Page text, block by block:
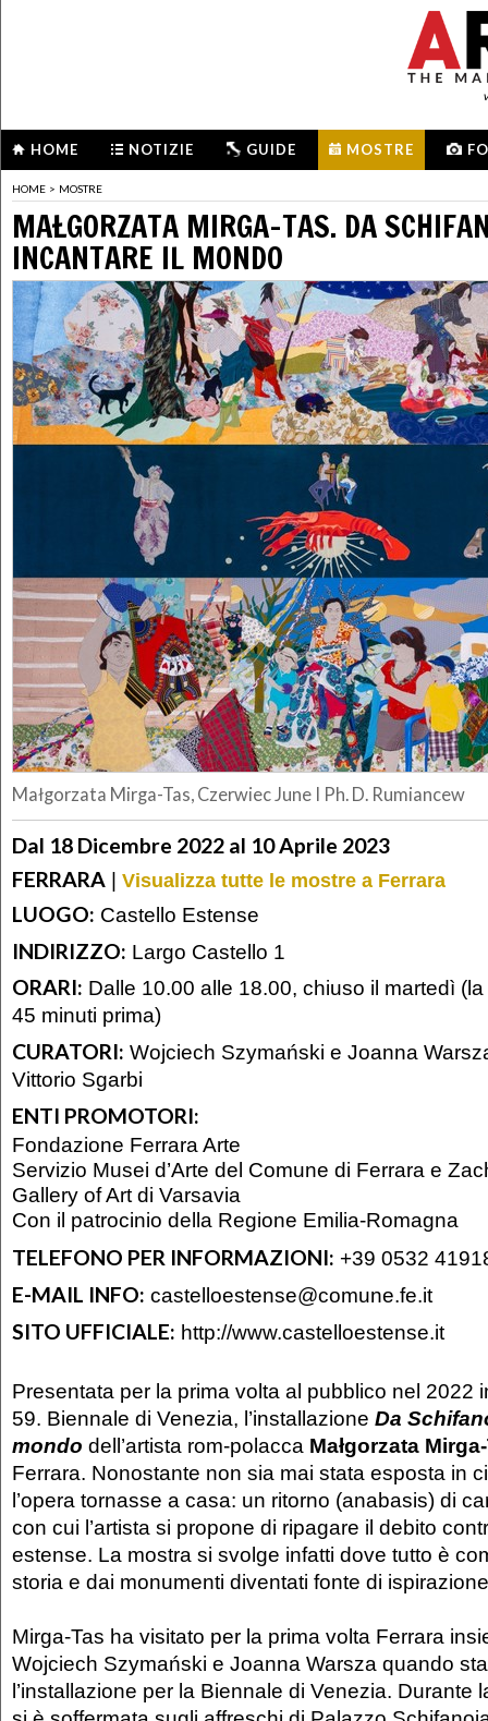
HOME NOTIZIE GUIDE MOSTRE
HOME > MOSTRE
MAŁGORZATA MIRGA-TAS. DA
INCANTARE IL MONDO
Małgorzata Mirga-Tas, Czerwiec June I Ph. D. Rumiancew
Dal 18 Dicembre 2022 al 10 Aprile 2023
FERRARA | Visualizza tutte le mostre a Ferrara
LUOGO: Castello Estense
INDIRIZZO: Largo Castello 1
ORARI: Dalle 10.00 alle 18.00, chiuso il martedì
45 minuti prima)
CURATORI: Wojciech Szymański e Joanna
Vittorio Sgarbi
ENTI PROMOTORI:
Fondazione Ferrara Arte
Servizio Musei d’Arte del Comune di Ferrara e
Gallery of Art di Varsavia
Con il patrocinio della Regione Emilia-Romagna
TELEFONO PER INFORMAZIONI: +39 0532
E-MAIL INFO: castelloestense@comune.fe.it
SITO UFFICIALE: http://www.castelloestense.it
Presentata per la prima volta al pubblico nel 2022
59. Biennale di Venezia, l’installazione Da
mondo dell’artista rom-polacca Małgorzata
Ferrara. Nonostante non sia mai stata esposta in
l’opera tornasse a casa: un ritorno (anabasis) di
con cui l’artista si propone di ripagare il debito
estense. La mostra si svolge infatti dove tutto è
storia e dai monumenti diventati fonte di
Mirga-Tas ha visitato per la prima volta Ferrara
Wojciech Szymański e Joanna Warsza quando
l’installazione per la Biennale di Venezia. Durante